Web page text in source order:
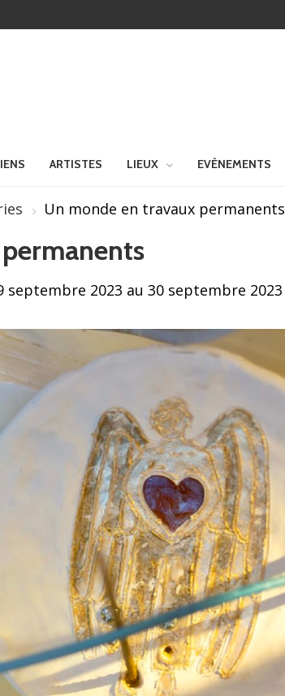
ARTISTES LIEUX EVÈNEMENTS
Un monde en travaux permanents
septembre 2023 au 30 septembre 2023